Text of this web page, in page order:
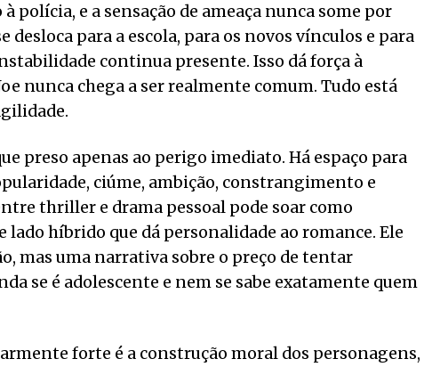
polícia, e a sensação de ameaça nunca some por
desloca para a escola, para os novos vínculos e para
continua presente. Isso dá força à
nunca chega a ser realmente comum. Tudo está
preso apenas ao perigo imediato. Há espaço para
ciúme, ambição, constrangimento e
thriller e drama pessoal pode soar como
lado híbrido que dá personalidade ao romance. Ele
mas uma narrativa sobre o preço de tentar
se é adolescente e nem se sabe exatamente quem
forte é a construção moral dos personagens,